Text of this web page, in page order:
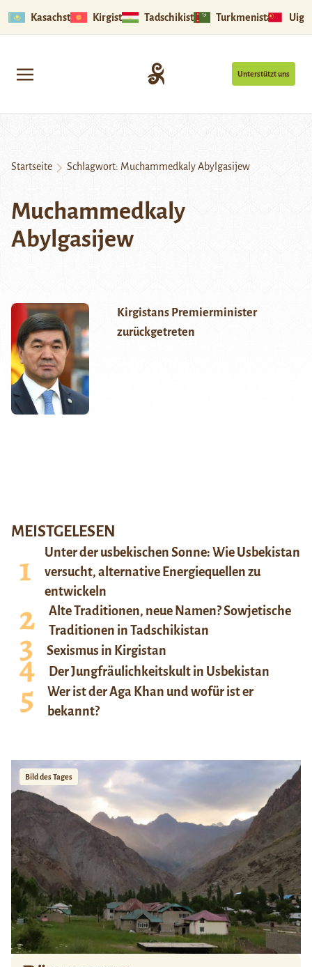
Kasachstan Kirgistan Tadschikistan Turkmenistan
Unterstützt uns
Startseite Schlagwort: Muchammedkaly Abylgasijew
Muchammedkaly
Abylgasijew
Kirgistans Premierminister
zurückgetreten
MEISTGELESEN
Unter der usbekischen Sonne: Wie Usbekistan
versucht, alternative Energiequellen zu
entwickeln
Alte Traditionen, neue Namen? Sowjetische
Traditionen in Tadschikistan
Sexismus in Kirgistan
Der Jungfräulichkeitskult in Usbekistan
Wer ist der Aga Khan und wofür ist er
bekannt?
Bild des Tages